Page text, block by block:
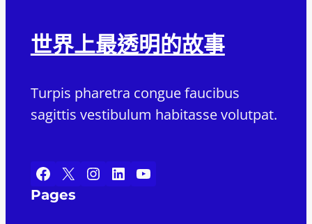
世界上最透明的故事
Turpis pharetra congue faucibus
sagittis vestibulum habitasse volutpat.
Facebook X Instagram LinkedIn YouTube
Pages